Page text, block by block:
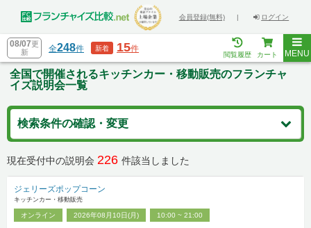
会員登録(無料) | ログイン
08/07更
新
全248件 新着 15件
閲覧履歴 カート MENU
全国で開催されるキッチンカー・移動販売のフランチャ
イズ説明会一覧
検索条件の確認・変更
現在受付中の説明会 226 件該当しました
ジェリーズポップコーン
キッチンカー・移動販売
オンライン 2026年08月10日(月) 10:00 ~ 21:00